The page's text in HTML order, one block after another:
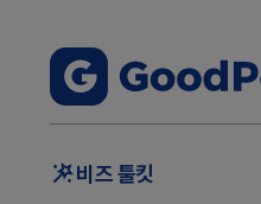
주 비즈 툴킷